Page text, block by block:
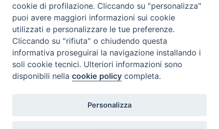
Contatti & Info
C.ne Aurelia, 50 – 00165 Roma
Contatti
Scrivi a: cnvf@chiesacattolica.it
cookie di profilazione. Cliccando su "personalizza"
puoi avere maggiori informazioni sui cookie
utilizzati e personalizzare le tue preferenze.
Cliccando su "rifiuta" o chiudendo questa
informativa proseguirai la navigazione installando i
soli cookie tecnici. Ulteriori informazioni sono
disponibili nellacookie policy completa.
Personalizza